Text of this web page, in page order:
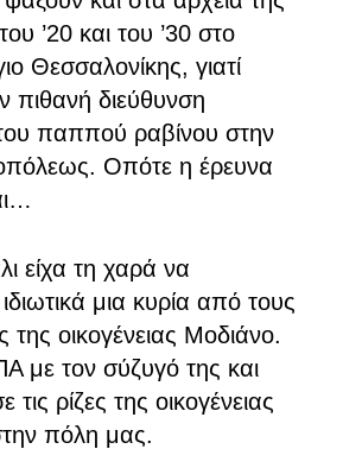
’20 και του ’30 στο
Θεσσαλονίκης, γιατί
πιθανή διεύθυνση
του παππού ραβίνου στην
Οπότε η έρευνα
είχα τη χαρά να
μια κυρία από τους
οικογένειας Μοδιάνο.
με τον σύζυγό της και
τις ρίζες της οικογένειας
πόλη μας.